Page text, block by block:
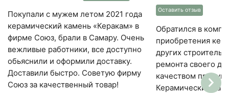
Покупали с мужем летом 2021 года
керамический камень «Керакам» в
фирме Союз, брали в Самару. Очень
вежливые работники, все доступно
обьяснили и оформили доставку.
Доставили быстро. Советую фирму
Союз за качественный товар!
Оставить отзыв
Обратился в
приобретения
других
ремонта своего
качеством
Керамический